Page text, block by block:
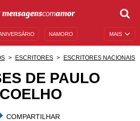
MAIS
NAMORO
MENSAGENS DE ANIVERSÁRIO
ESCRITORES ESCRITORES NACIONAIS
DE PAULO
COELHO
COMPARTILHAR